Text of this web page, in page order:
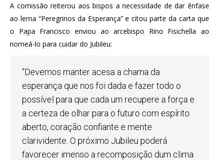
A comissão reiterou aos bispos a necessidade de dar ênfase
ao lema “Peregrinos da Esperança” e citou parte da carta que
o Papa Francisco enviou ao arcebispo Rino Fisichella ao
nomeá-lo para cuidar do Jubileu:
“Devemos manter acesa a chama da
esperança que nos foi dada e fazer todo o
possível para que cada um recupere a força e
a certeza de olhar para o futuro com espírito
aberto, coração confiante e mente
clarividente. O próximo Jubileu poderá
favorecer imenso a recomposição dum clima